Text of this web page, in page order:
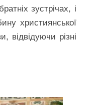
зустрічах, і
християнської
відвідуючи різні